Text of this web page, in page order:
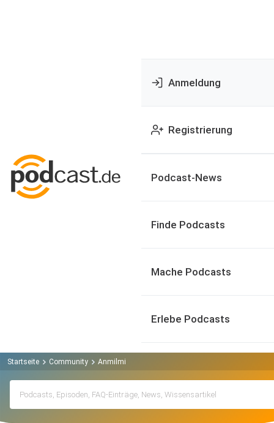
Anmeldung
Registrierung
Podcast-News
Finde Podcasts
Mache Podcasts
Erlebe Podcasts
Startseite Community Anmilmi